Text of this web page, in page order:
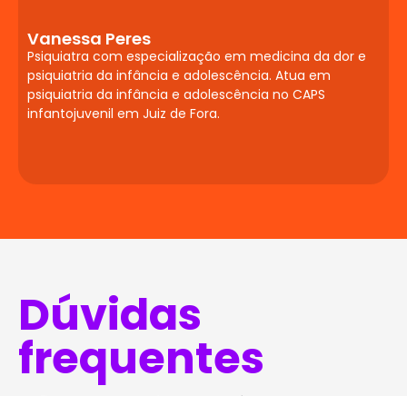
Vanessa Peres
Psiquiatra com especialização em medicina da dor e
psiquiatria da infância e adolescência. Atua em
psiquiatria da infância e adolescência no CAPS
infantojuvenil em Juiz de Fora.
Dúvidas
frequentes